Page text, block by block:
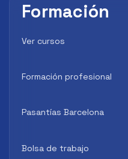
Formación
Ver cursos
Formación profesional
Pasantías Barcelona
Bolsa de trabajo